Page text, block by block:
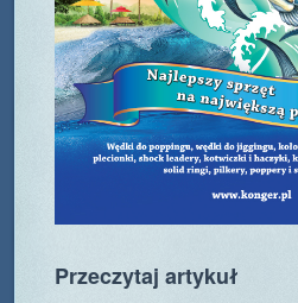
Przeczytaj artykuł